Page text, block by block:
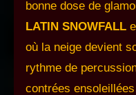
bonne dose de
LATIN SNOWFALL
où la neige devient
rythme de
contrées